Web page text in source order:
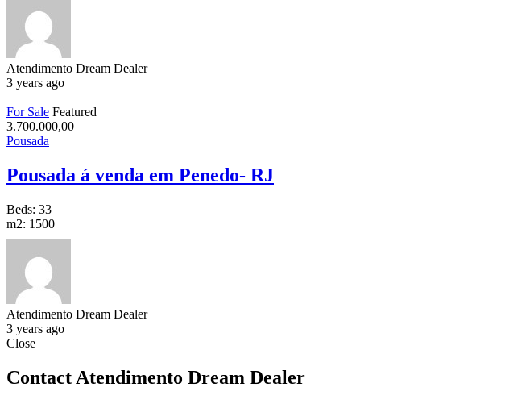
Atendimento Dream Dealer
3 years ago
For Sale Featured
3.700.000,00
Pousada
Pousada á venda em Penedo- RJ
Beds: 33
m2: 1500
Atendimento Dream Dealer
3 years ago
Close
Contact Atendimento Dream Dealer